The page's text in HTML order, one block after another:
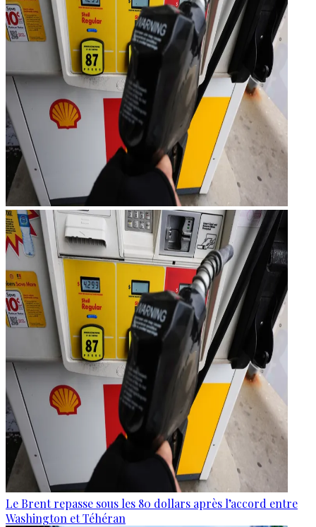
Le Brent repasse sous les 80 dollars après l’accord entre
Washington et Téhéran